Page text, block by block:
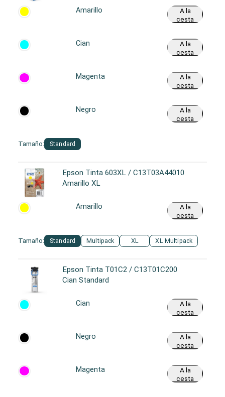
Tamaño: Standard
Amarillo
A la
cesta
Cian
A la
cesta
Magenta
A la
cesta
Negro
A la
cesta
Epson Tinta 603XL / C13T03A44010
Amarillo XL
Tamaño: Standard Multipack XL XL Multipack
Amarillo
A la
cesta
Epson Tinta T01C2 / C13T01C200
Cian Standard
Cian
A la
cesta
Negro
A la
cesta
Magenta
A la
cesta